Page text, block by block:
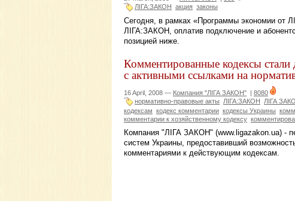
ЛІГА:ЗАКОН акция законы
Сегодня, в рамках «Программы экономии от
ЛІГА:ЗАКОН, оплатив подключение и
позицией ниже.
Комментированные кодексы
с активными ссылками на
16 April, 2008 — Компания "ЛІГА ЗАКОН" | 8080
нормативно-правовые акты
ЛІГА:ЗАКОН ЛІГА
кодексам кодекс комментарии кодексы Украины
комментарии к хозяйственному кодексу
Компания "ЛІГА ЗАКОН" (www.ligazakon.ua) -
систем Украины, предоставивший
комментариями к действующим кодексам.